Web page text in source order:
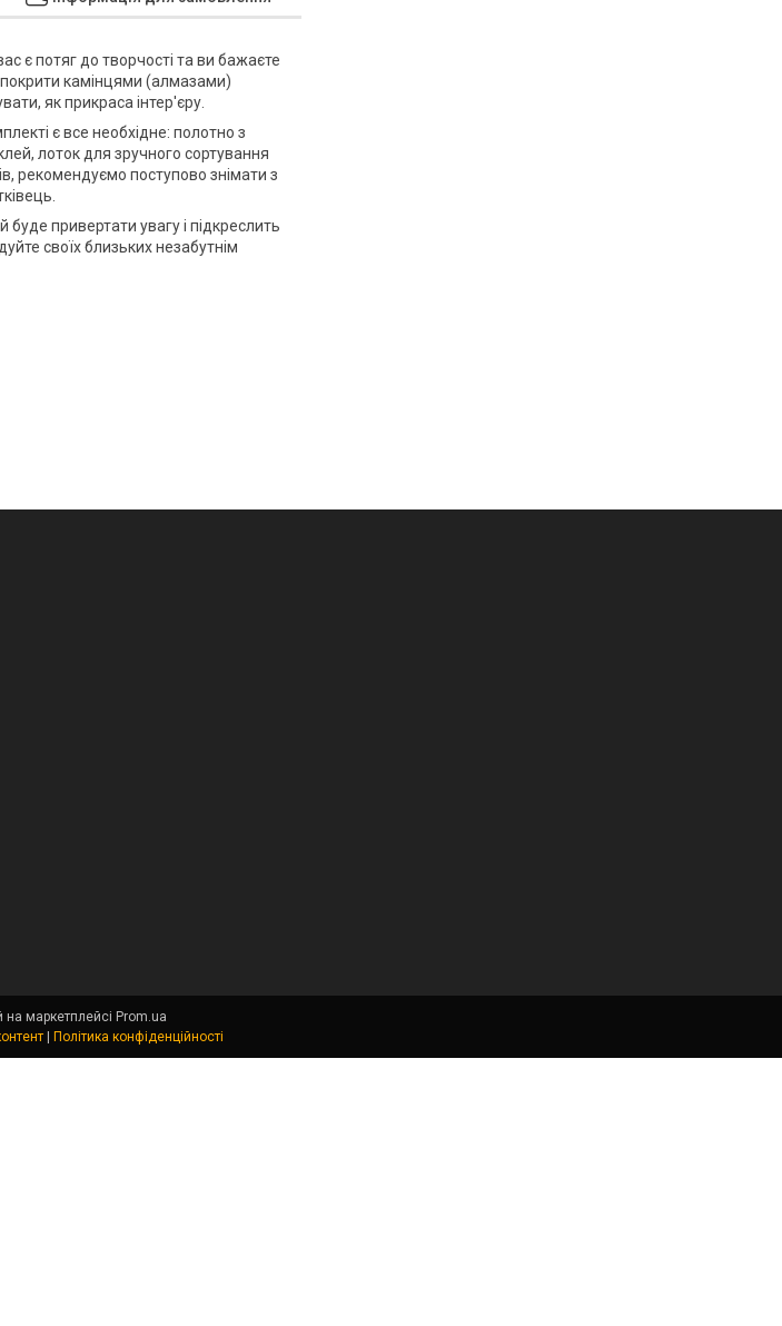
є потяг до творчості та ви бажаєте
покрити камінцями (алмазами)
як прикраса інтер'єру.
є все необхідне: полотно з
лоток для зручного сортування
рекомендуємо поступово знімати з
буде привертати увагу і підкреслить
своїх близьких незабутнім
на маркетплейсі Prom.ua
| Політика конфіденційності